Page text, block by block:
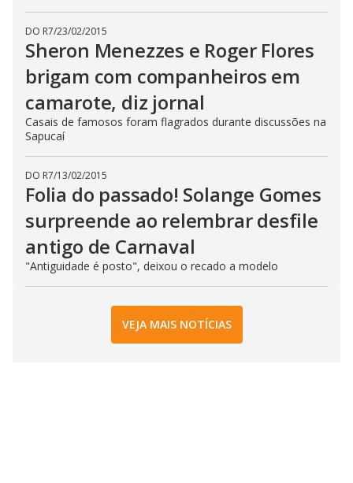
DO R7/23/02/2015
Sheron Menezzes e Roger Flores
brigam com companheiros em
camarote, diz jornal
Casais de famosos foram flagrados durante discussões na
Sapucaí
DO R7/13/02/2015
Folia do passado! Solange Gomes
surpreende ao relembrar desfile
antigo de Carnaval
"Antiguidade é posto", deixou o recado a modelo
VEJA MAIS NOTÍCIAS